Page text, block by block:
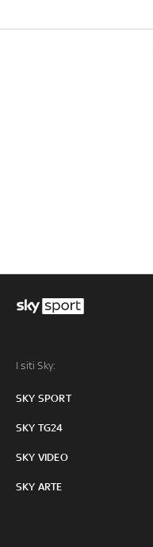
I siti Sky:
SKY SPORT
SKY TG24
SKY VIDEO
SKY ARTE